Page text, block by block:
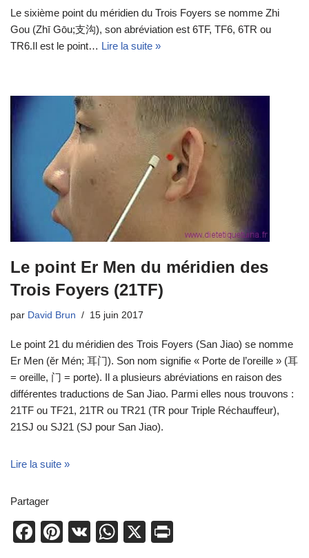
Le sixième point du méridien du Trois Foyers se nomme Zhi
Gou (Zhī Gōu;支沟), son abréviation est 6TF, TF6, 6TR ou
TR6.Il est le point… Lire la suite »
Le point Er Men du méridien des
Trois Foyers (21TF)
par David Brun 15 juin 2017
Le point 21 du méridien des Trois Foyers (San Jiao) se nomme
Er Men (ěr Mén; 耳门). Son nom signifie « Porte de l’oreille » (耳
= oreille, 门 = porte). Il a plusieurs abréviations en raison des
différentes traductions de San Jiao. Parmi elles nous trouvons :
21TF ou TF21, 21TR ou TR21 (TR pour Triple Réchauffeur),
21SJ ou SJ21 (SJ pour San Jiao).
Lire la suite »
Partager
F
Pi
V
W
X